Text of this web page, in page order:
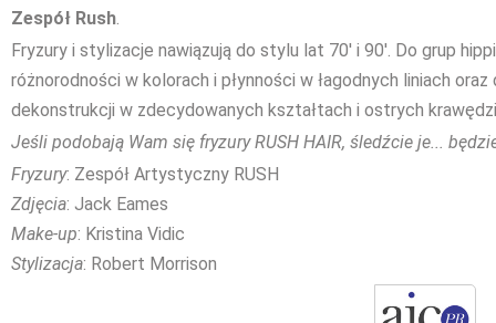
Zespół Rush.
Fryzury i stylizacje nawiązują do stylu lat 70' i 90'. Do grup
różnorodności w kolorach i płynności w łagodnych liniach oraz
dekonstrukcji w zdecydowanych kształtach i ostrych
Jeśli podobają Wam się fryzury RUSH HAIR, śledźcie je...
Fryzury: Zespół Artystyczny RUSH
Zdjęcia: Jack Eames
Make-up: Kristina Vidic
Stylizacja: Robert Morrison